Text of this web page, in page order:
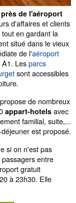
de l'aéroport
d'affaires et clients
en gardant la
situé dans le vieux
de l'aéroport
Lesparcs
sont accessibles
de nombreux
appart-hotels avec
familial, suite,...
est proposé.
si on n'est pas
entre
gratuit
à 23h30. Elle